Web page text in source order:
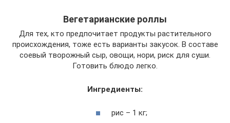
Вегетарианские роллы
Для тех, кто предпочитает продукты растительного
происхождения, тоже есть варианты закусок. В составе
соевый творожный сыр, овощи, нори, риск для суши.
Готовить блюдо легко.
Ингредиенты:
рис – 1 кг;